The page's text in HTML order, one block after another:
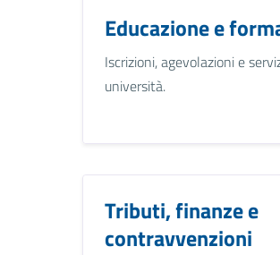
Educazione e
Iscrizioni, agevolazioni e
università.
Tributi, finanze e
contravvenzioni